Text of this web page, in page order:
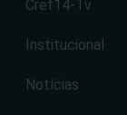
Cref14-Tv
Institucional
Notícias